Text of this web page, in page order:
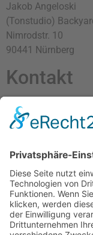
Jakob Angeloski
(Tonstudio)
Nimrodstr. 10
90441 Nürnberg
Kontakt
Telefon: +49 (0) 179
E-Mail:
EU-
Die Europäische
Streitbeilegung
https://
Unsere E-Mail-